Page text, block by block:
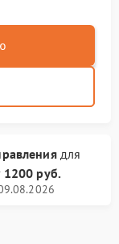
для
1200 руб.